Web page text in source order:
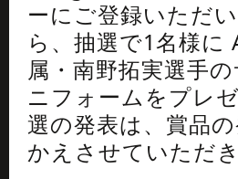
ーにご登録いただ
ら、抽選で1名様に
属・南野拓実選手
ニフォームをプレ
選の発表は、賞品
かえさせていただ